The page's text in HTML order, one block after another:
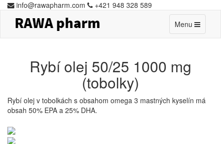
info@rawapharm.com
+421 948 328 589
Toggle
navigation
Menu
Rybí olej 50/25 1000 mg
(tobolky)
Rybí olej v tobolkách s obsahom omega 3 mastných kyselín má
obsah 50% EPA a 25% DHA.